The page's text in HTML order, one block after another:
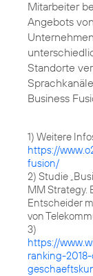
Mitarbeiter
Angebots
Standorte
Business
1) Weitere
https://
fusion/
2) Studie
MM Strategy.
Entscheider
von
3)
https://
ranking-